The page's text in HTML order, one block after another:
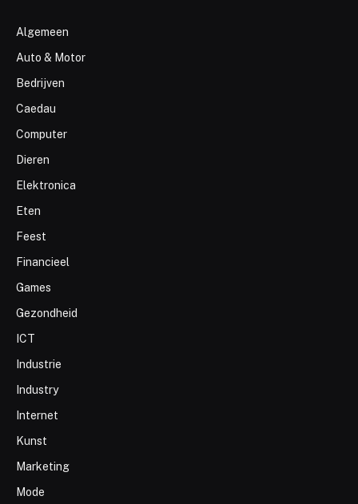
Algemeen
Auto & Motor
Bedrijven
Caedau
Computer
Dieren
Elektronica
Eten
Feest
Financieel
Games
Gezondheid
ICT
Industrie
Industry
Internet
Kunst
Marketing
Mode